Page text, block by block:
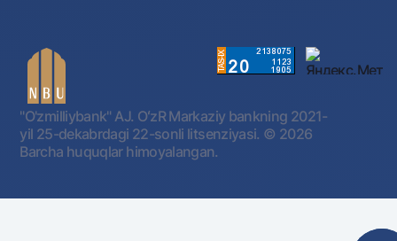
"O'zmilliybank" AJ. OʻzR Markaziy bankning 2021-
yil 25-dekabrdagi 22-sonli litsenziyasi. © 2026
Barcha huquqlar himoyalangan.